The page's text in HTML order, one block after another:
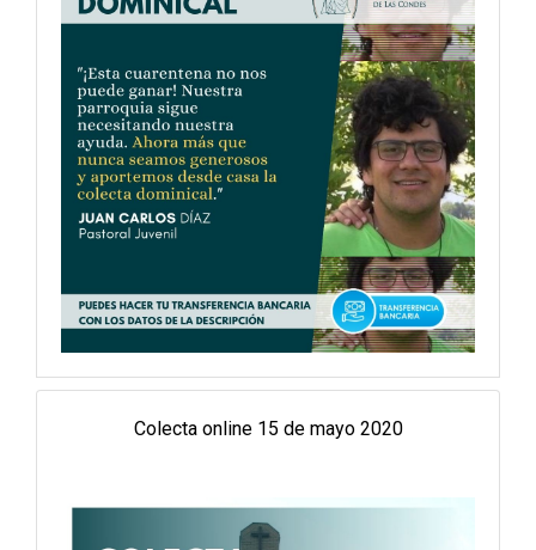
Colecta online 15 de mayo 2020